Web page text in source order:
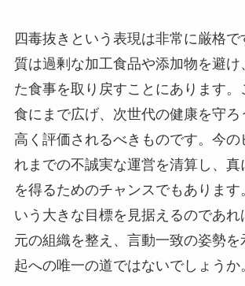
四毒抜きという表現は非常に厳格で
質は過剰な加工食品や添加物を避け
た食事を取り戻すことにあります。
食にまで広げ、次世代の健康を守ろ
高く評価されるべきものです。今の
れまでの不誠実な運営を清算し、真
を得るためのチャンスでもあります
いう大きな目標を見据えるのであれ
元の組織を整え、言動一致の姿勢を
起への唯一の道ではないでしょうか